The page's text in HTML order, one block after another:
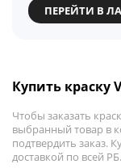
ПЕРЕЙТИ В
Купить краску
Чтобы заказать
выбранный товар в
подтвердить заказ.
доставкой по всей РБ.